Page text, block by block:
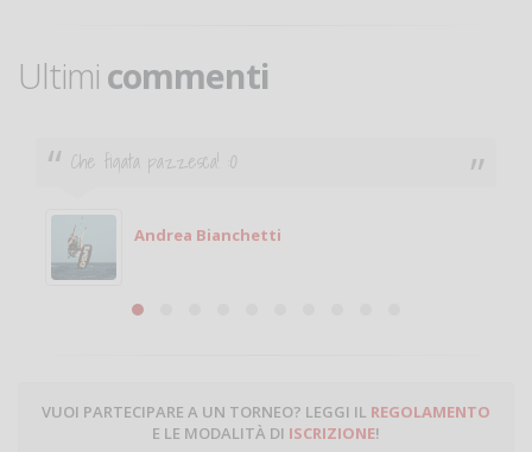
Ultimi commenti
Che figata pazzesca! :O
Andrea Bianchetti
VUOI PARTECIPARE A UN TORNEO? LEGGI IL REGOLAMENTO
E LE MODALITÀ DI ISCRIZIONE!